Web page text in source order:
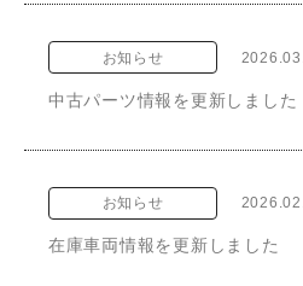
お知らせ
中古パーツ情報を更新しました
お知らせ
在庫車両情報を更新しました